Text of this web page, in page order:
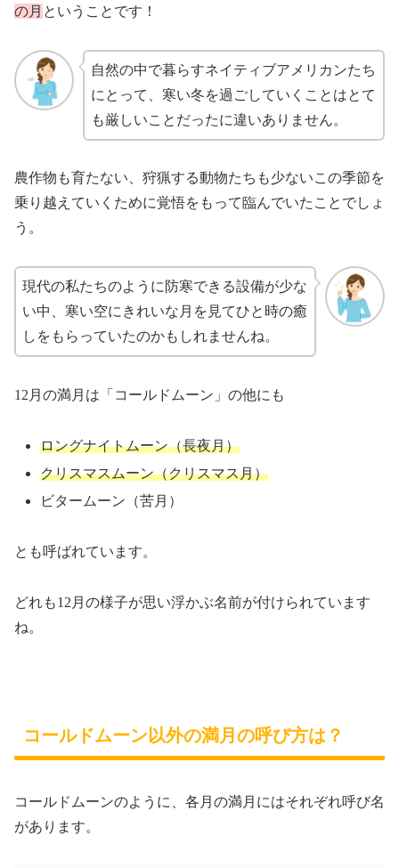
の月 ということです！
自然の中で暮らすネイティブアメリカンたち
にとって、寒い冬を過ごしていくことはとて
も厳しいことだったに違いありません。
農作物も育たない、狩猟する動物たちも少ないこの季節を
乗り越えていくために覚悟をもって臨んでいたことでしょ
う。
現代の私たちのように防寒できる設備が少な
い中、寒い空にきれいな月を見てひと時の癒
しをもらっていたのかもしれませんね。
12月の満月は「コールドムーン」の他にも
ロングナイトムーン（長夜月）
クリスマスムーン（クリスマス月）
ビタームーン（苦月）
とも呼ばれています。
どれも12月の様子が思い浮かぶ名前が付けられています
ね。
コールドムーン以外の満月の呼び方は？
コールドムーンのように、各月の満月にはそれぞれ呼び名
があります。